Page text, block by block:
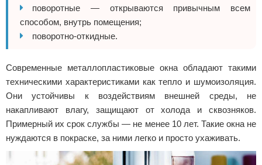
поворотные — открываются привычным всем
способом, внутрь помещения;
поворотно-откидные.
Современные металлопластиковые окна обладают такими
техническими характеристиками как тепло и шумоизоляция.
Они устойчивы к воздействиям внешней среды, не
накапливают влагу, защищают от холода и сквозняков.
Примерный их срок службы — не менее 10 лет. Такие окна не
нуждаются в покраске, за ними легко и просто ухаживать.